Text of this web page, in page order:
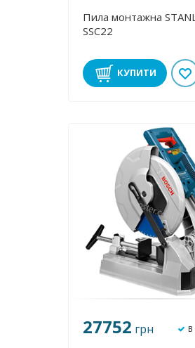
Пила монтажна
SSC22
КУПИТИ
27752 грн В